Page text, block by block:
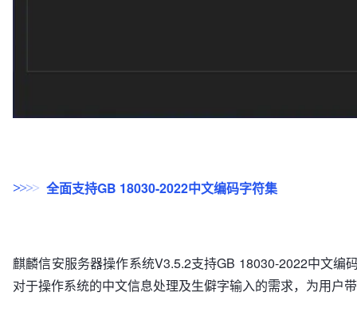
>>>> 全面支持GB 18030-2022中文编码字符集
麒麟信安服务器操作系统V3.5.2支持GB 18030-2022中文编
对于操作系统的中文信息处理及生僻字输入的需求，为用户